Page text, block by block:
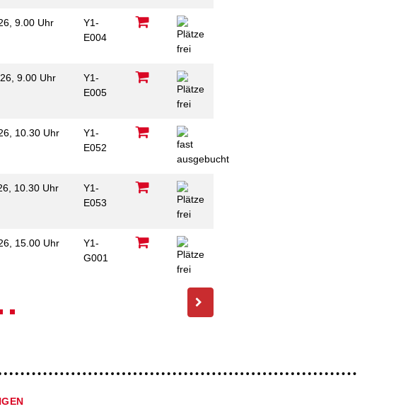
9.00 Uhr
Y1-
E004
9.00 Uhr
Y1-
E005
10.30 Uhr
Y1-
E052
10.30 Uhr
Y1-
E053
15.00 Uhr
Y1-
G001